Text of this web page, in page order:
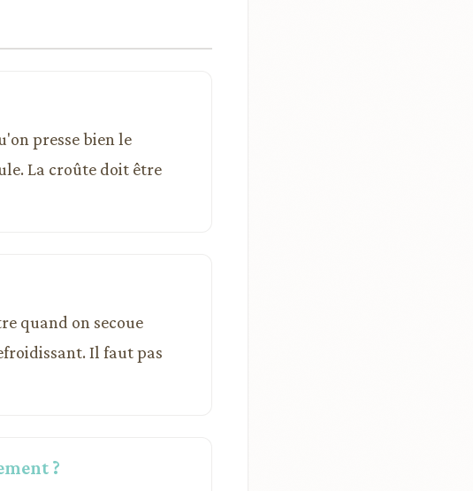
presse bien le
La croûte doit être
quand on secoue
Il faut pas
?